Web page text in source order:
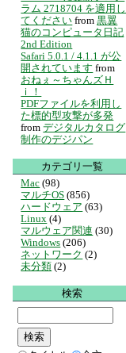
ラム 2718704 を適用し
てください from 黒翼
猫のコンピュータ日記
2nd Edition
Safari 5.0.1 / 4.1.1 が公
開されています from
おねぇ～ちゃんズＨ
ｉ！
PDFファイルを利用し
た標的型攻撃が多発
from デジタルカタログ
制作のデジパン
カテゴリ一覧
Mac (98)
マルチOS (856)
ハードウェア (63)
Linux (4)
マルウェア関連 (30)
Windows (206)
ネットワーク (2)
未分類 (2)
検索